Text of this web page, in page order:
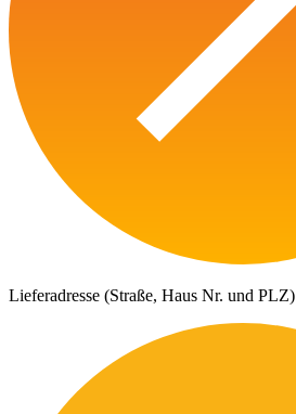
Lieferadresse (Straße, Haus Nr. und PLZ)